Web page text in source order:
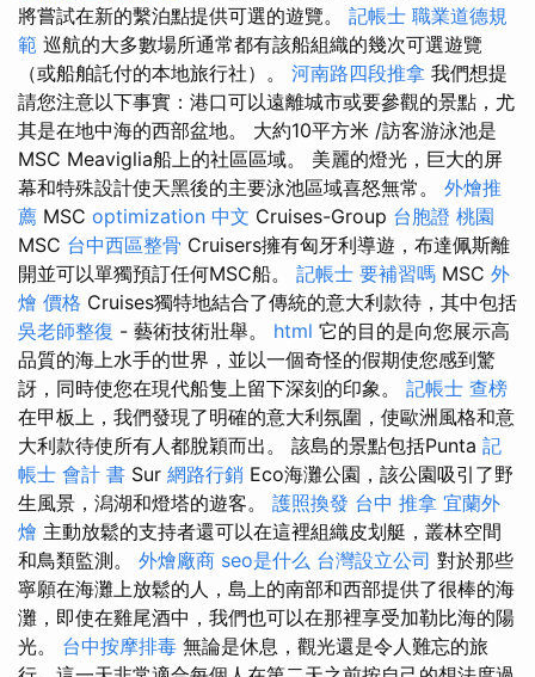
將嘗試在新的繫泊點提供可選的遊覽。 記帳士 職業道德規
範 巡航的大多數場所通常都有該船組織的幾次可選遊覽
（或船舶託付的本地旅行社）。 河南路四段推拿 我們想提
請您注意以下事實：港口可以遠離城市或要參觀的景點，尤
其是在地中海的西部盆地。 大約10平方米 /訪客游泳池是
MSC Meaviglia船上的社區區域。 美麗的燈光，巨大的屏
幕和特殊設計使天黑後的主要泳池區域喜怒無常。 外燴推
薦 MSC optimization 中文 Cruises-Group 台胞證 桃園
MSC 台中西區整骨 Cruisers擁有匈牙利導遊，布達佩斯離
開並可以單獨預訂任何MSC船。 記帳士 要補習嗎 MSC 外
燴 價格 Cruises獨特地結合了傳統的意大利款待，其中包括
吳老師整復 - 藝術技術壯舉。 html 它的目的是向您展示高
品質的海上水手的世界，並以一個奇怪的假期使您感到驚
訝，同時使您在現代船隻上留下深刻的印象。 記帳士 查榜
在甲板上，我們發現了明確的意大利氛圍，使歐洲風格和意
大利款待使所有人都脫穎而出。 該島的景點包括Punta 記
帳士 會計 書 Sur 網路行銷 Eco海灘公園，該公園吸引了野
生風景，潟湖和燈塔的遊客。 護照換發 台中 推拿 宜蘭外
燴 主動放鬆的支持者還可以在這裡組織皮划艇，叢林空間
和鳥類監測。 外燴廠商 seo是什么 台灣設立公司 對於那些
寧願在海灘上放鬆的人，島上的南部和西部提供了很棒的海
灘，即使在雞尾酒中，我們也可以在那裡享受加勒比海的陽
光。 台中按摩排毒 無論是休息，觀光還是令人難忘的旅